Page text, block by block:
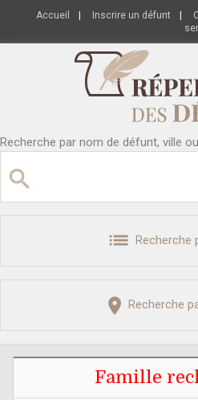
Accueil Inscrire un défunt
Recherche par nom de défunt, ville
Recherche
Recherche
Famille